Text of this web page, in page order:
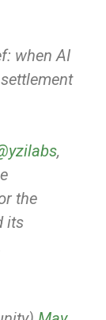
when AI
,
the
its